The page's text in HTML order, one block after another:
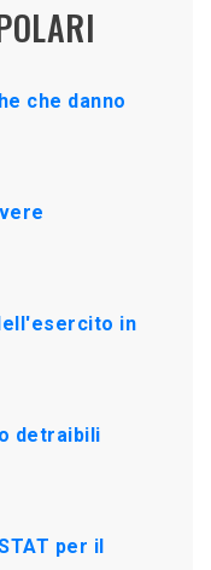
che danno
in
detraibili
per il